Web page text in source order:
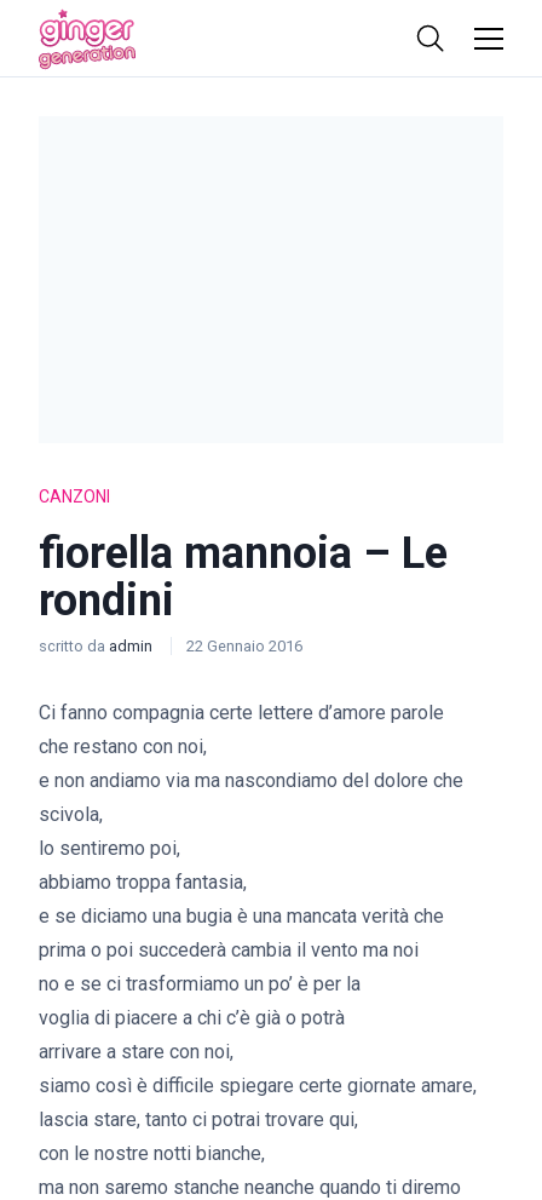
CANZONI
fiorella mannoia – Le
rondini
scritto da admin 22 Gennaio 2016
Ci fanno compagnia certe lettere d’amore parole
che restano con noi,
e non andiamo via ma nascondiamo del dolore che
scivola,
lo sentiremo poi,
abbiamo troppa fantasia,
e se diciamo una bugia è una mancata verità che
prima o poi succederà cambia il vento ma noi
no e se ci trasformiamo un po’ è per la
voglia di piacere a chi c’è già o potrà
arrivare a stare con noi,
siamo così è difficile spiegare certe giornate amare,
lascia stare, tanto ci potrai trovare qui,
con le nostre notti bianche,
ma non saremo stanche neanche quando ti diremo